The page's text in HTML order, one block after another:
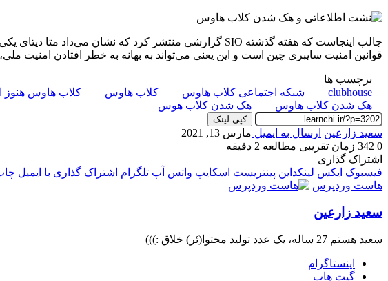
قوانین امنیت سایبری چین است و این یعنی می‌تواند به بهانه به خطر افتادن امنیت
برچسب ها
clubhouse
شبکه اجتماعی کلاب هاوس کلاب هاوس کلاب هاوس هنوز
هک شدن کلاب هاوس
هک شدن کلاب هوس
کپی لینک
سعید زارعین ارسال به ایمیل مارس 13, 2021
0
زمان تقریبی مطالعه 2 دقیقه
اشتراک گذاری
فیسبوک ایکس لینکداین پینتریست اسکایپ واتس آپ تلگرام اشتراک گذاری با ایمیل
هاست وردپرس
سعید زارعین
سعید هستم 27 ساله، یک عدد تولید محتوا(ئر) خلاق :)))
اینستاگرام
گیت ‌هاب